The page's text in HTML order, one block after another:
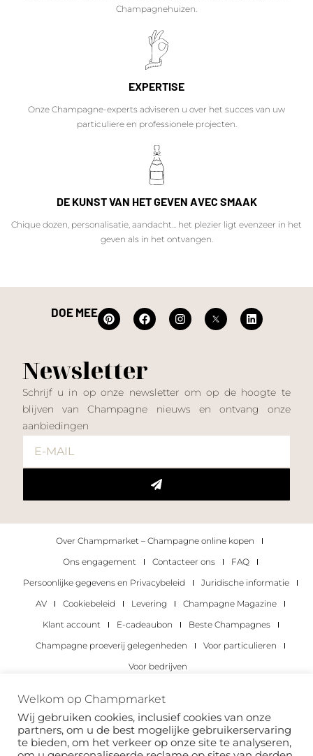
Champagnehuizen.
EXPERTISE
Onze Champagne-experts adviseren u over het succes van uw
particuliere en professionele projecten.
DE KUNST VAN HET GEVEN AVEC SMAAK
Chique dozen, personalisatie, aandacht... het plezier ligt evenzeer in het
geven als in het ontvangen.
DOE MEE
Newsletter
Schrijf u in op onze newsletter om op de hoogte te
blijven van Champagne nieuws en ontvang onze
aanbiedingen
Over Champmarket – Champagne online kopen
Ons engagement
Contacteer ons
FAQ
Persoonlijke gegevens en Privacybeleid
Juridische informatie
AV
Cookiebeleid Levering
Champagne Magazine
Klant account
E-cadeaubon
Beste Champagnes
Champagne proeverij gelegenheden
Voor particulieren
Voor bedrijven
Copyright 2022 © alle rechten voorbehouden.
Welkom op Champmarket
Wij gebruiken cookies, inclusief cookies van onze
partners, om u de best mogelijke gebruikerservaring
te bieden, om het verkeer op onze site te analyseren,